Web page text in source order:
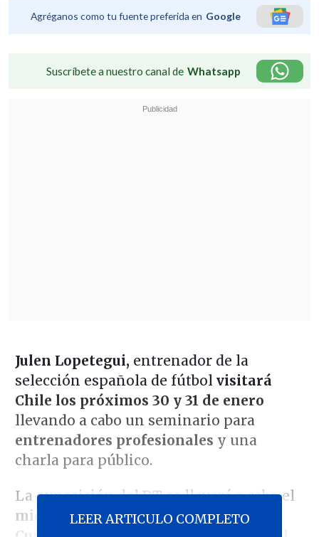
Agréganos como tu fuente preferida en Google
Suscríbete a nuestro canal de Whatsapp
Julen Lopetegui, entrenador de la
selección española de fútbol visitará
Chile los próximos 30 y 31 de enero
llevando a cabo un seminario para
entrenadores profesionales y una
charla para público.
La exposición del DT se llevará a cabo el
miércoles 31 de enero en el Hotel
LEER ARTICULO COMPLETO